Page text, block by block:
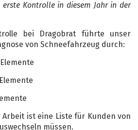
Kontrolle in diesem Jahr in der
bei Dragobrat führte unser
von Schneefahrzeug durch:
Arbeit ist eine Liste für Kunden von
müssen.